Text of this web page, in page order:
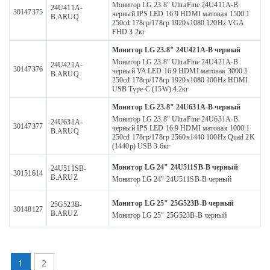
30147375
24U411A-
B.ARUQ
Монитор LG 23.8" UltraFine 24U411A-B
черный IPS LED 16:9 HDMI матовая 1500:1
250cd 178гр/178гр 1920x1080 120Hz VGA
FHD 3.2кг
30147376
24U421A-
B.ARUQ
Монитор LG 23.8" 24U421A-B черный
Монитор LG 23.8" UltraFine 24U421A-B
черный VA LED 16:9 HDMI матовая 3000:1
250cd 178гр/178гр 1920x1080 100Hz HDMI
USB Type-C (15W) 4.2кг
30147377
24U631A-
B.ARUQ
Монитор LG 23.8" 24U631A-B черный
Монитор LG 23.8" UltraFine 24U631A-B
черный IPS LED 16:9 HDMI матовая 1000:1
250cd 178гр/178гр 2560x1440 100Hz Quad 2K
(1440p) USB 3.6кг
30151614
24U511SB-
B.ARUZ
Монитор LG 24" 24U511SB-B черный
Монитор LG 24" 24U511SB-B черный
30148127
25G523B-
B.ARUZ
Монитор LG 25" 25G523B-B черный
Монитор LG 25" 25G523B-B черный
1 2